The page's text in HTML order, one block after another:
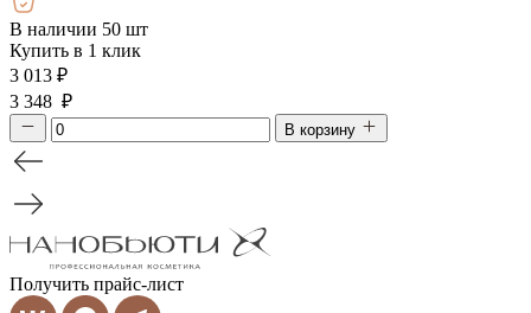
В наличии 50 шт
Купить в 1 клик
3 013 ₽
3 348 ₽
В корзину
Получить прайс-лист